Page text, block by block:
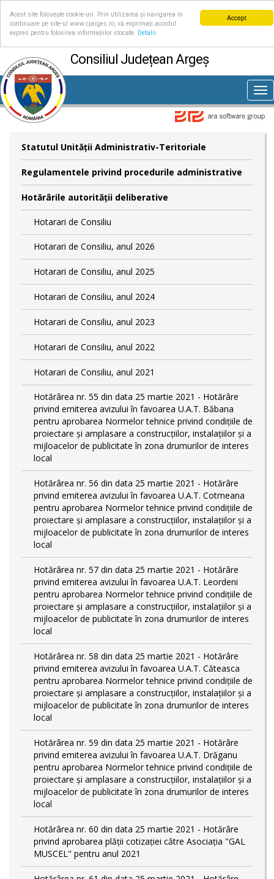
Accept
Acest site folosește cookie-uri. Prin utilizarea și navigarea în
continuare pe site-ul www.cjarges.ro, vă exprimați acordul
expres pentru folosirea informațiilor stocate.
Detalii
Consiliul Județean Argeș
Statutul Unităţii Administrativ-Teritoriale
Regulamentele privind procedurile administrative
Hotărârile autorităţii deliberative
Hotarari de Consiliu
Hotarari de Consiliu, anul 2026
Hotarari de Consiliu, anul 2025
Hotarari de Consiliu, anul 2024
Hotarari de Consiliu, anul 2023
Hotarari de Consiliu, anul 2022
Hotarari de Consiliu, anul 2021
Hotărârea nr. 55 din data 25 martie 2021 - Hotărâre
privind emiterea avizului în favoarea U.A.T. Băbana
pentru aprobarea Normelor tehnice privind condiţiile de
proiectare şi amplasare a construcţiilor, instalaţiilor şi a
mijloacelor de publicitate în zona drumurilor de interes
local
Hotărârea nr. 56 din data 25 martie 2021 - Hotărâre
privind emiterea avizului în favoarea U.A.T. Cotmeana
pentru aprobarea Normelor tehnice privind condiţiile de
proiectare şi amplasare a construcţiilor, instalaţiilor şi a
mijloacelor de publicitate în zona drumurilor de interes
local
Hotărârea nr. 57 din data 25 martie 2021 - Hotărâre
privind emiterea avizului în favoarea U.A.T. Leordeni
pentru aprobarea Normelor tehnice privind condiţiile de
proiectare şi amplasare a construcţiilor, instalaţiilor şi a
mijloacelor de publicitate în zona drumurilor de interes
local
Hotărârea nr. 58 din data 25 martie 2021 - Hotărâre
privind emiterea avizului în favoarea U.A.T. Căteasca
pentru aprobarea Normelor tehnice privind condiţiile de
proiectare şi amplasare a construcţiilor, instalaţiilor şi a
mijloacelor de publicitate în zona drumurilor de interes
local
Hotărârea nr. 59 din data 25 martie 2021 - Hotărâre
privind emiterea avizului în favoarea U.A.T. Drăganu
pentru aprobarea Normelor tehnice privind condiţiile de
proiectare şi amplasare a construcţiilor, instalaţiilor şi a
mijloacelor de publicitate în zona drumurilor de interes
local
Hotărârea nr. 60 din data 25 martie 2021 - Hotărâre
privind aprobarea plății cotizației către Asociația "GAL
MUSCEL" pentru anul 2021